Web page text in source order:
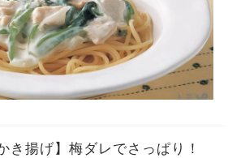
き揚げ】梅ダレでさっぱり！